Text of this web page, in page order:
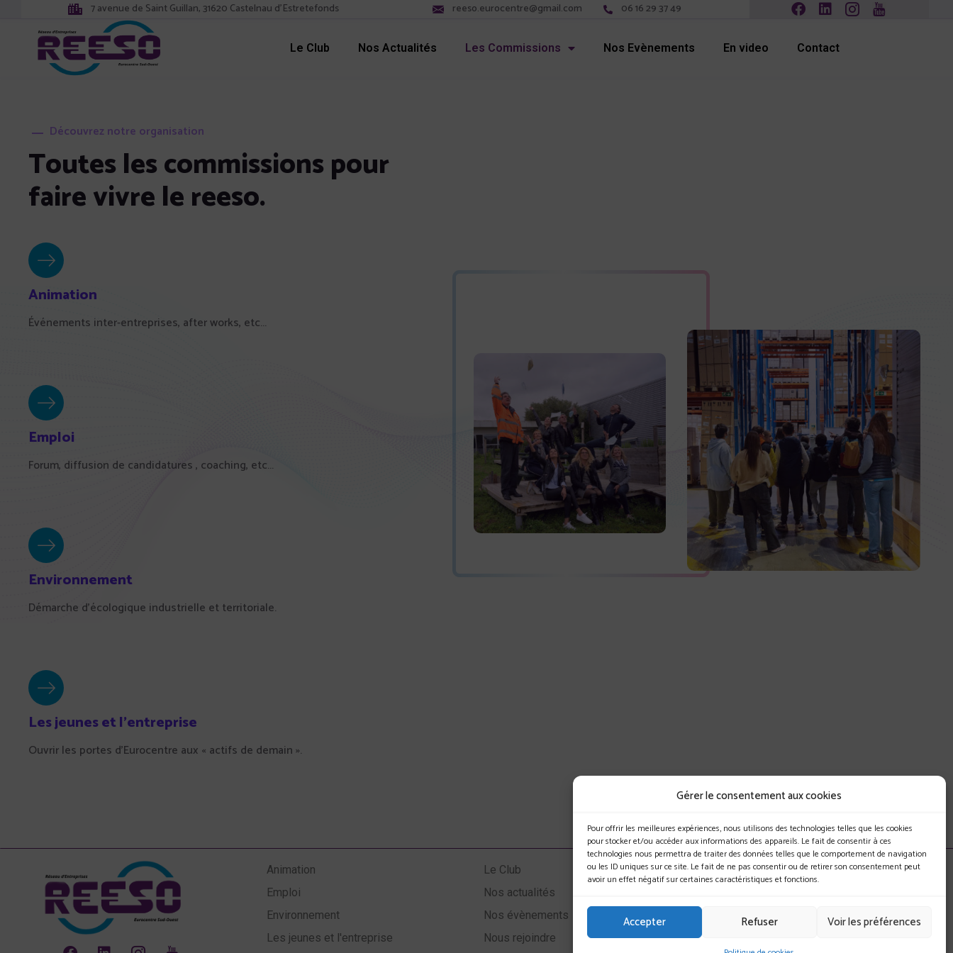
Gérer le consentement aux cookies
Pour offrir les meilleures expériences, nous utilisons des technologies telles que les cookies
pour stocker et/ou accéder aux informations des appareils. Le fait de consentir à ces
technologies nous permettra de traiter des données telles que le comportement de navigation
ou les ID uniques sur ce site. Le fait de ne pas consentir ou de retirer son consentement peut
avoir un effet négatif sur certaines caractéristiques et fonctions.
Accepter Refuser Voir les préférences
7 avenue de Saint Guillan, 31620 Castelnau d'Estretefonds reeso.eurocentre@gmail.com 06 16 29 37 49
Le Club Nos Actualités Les Commissions Nos Evènements En video Contact
Découvrez notre organisation
Toutes les commissions pour
faire vivre le reeso.
Animation
Événements inter-entreprises, after works, etc...
Emploi
Forum, diffusion de candidatures , coaching, etc...
Environnement
Démarche d'écologique industrielle et territoriale.
Les jeunes et l'entreprise
Ouvrir les portes d’Eurocentre aux « actifs de demain ».
Animation
Emploi
Environnement
Les jeunes et l'entreprise
Le Club
Nos actualités
Nos évènements
Nous rejoindre
Mentions légales